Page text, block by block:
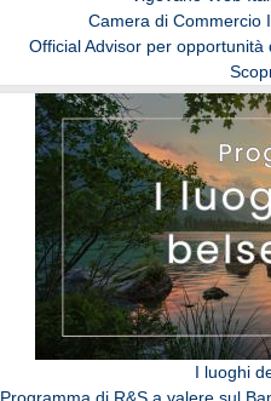
Camera di Commercio
Official Advisor per
I luoghi